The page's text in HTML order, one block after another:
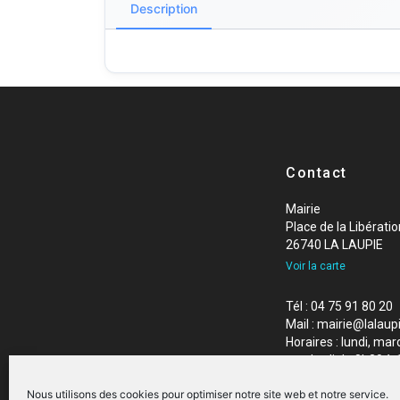
Nous utilisons des cookies pour optimiser notre site web et notre service.
Description
Contact
Mairie
Place de la
26740 LA LAUPIE
Voir la carte
Tél : 04 75 91 80 20
Mail :
Horaires : lundi,
vendredi de 8h30 à